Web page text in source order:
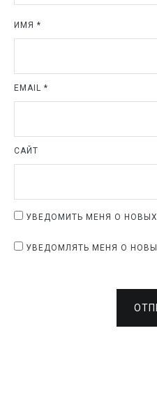
ИМЯ *
EMAIL *
САЙТ
УВЕДОМИТЬ МЕНЯ О
УВЕДОМЛЯТЬ МЕНЯ О